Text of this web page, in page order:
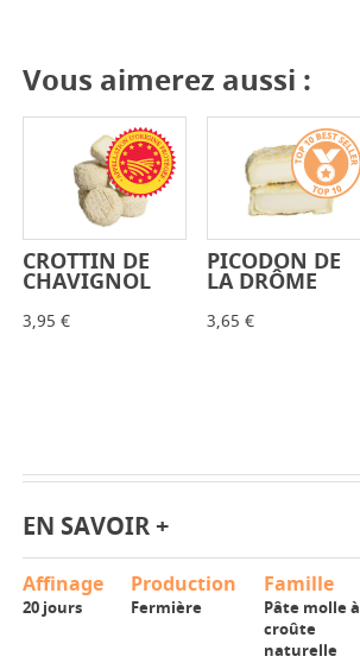
Vous aimerez aussi :
- +
CROTTIN DE
CHAVIGNOL
3,95 €
- +
PICODON DE
LA DRÔME
3,65 €
EN SAVOIR +
Affinage
20 jours
Production
Fermière
Famille
Pâte molle à
croûte
naturelle